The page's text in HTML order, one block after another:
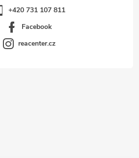
+420 731 107 811
Facebook
reacenter.cz